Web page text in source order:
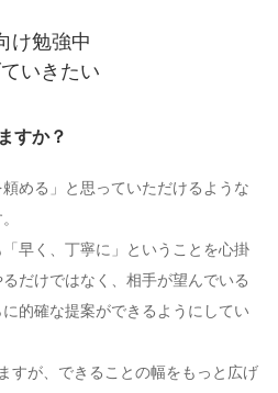
け勉強中
いきたい
すか？
頼める」と思っていただけるような
早く、丁寧に」ということを心掛
だけではなく、相手が望んでいる
的確な提案ができるようにしてい
すが、できることの幅をもっと広げ